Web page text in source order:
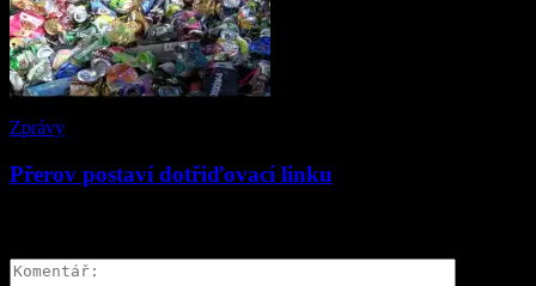
Zprávy
Přerov postaví dotřiďovací linku